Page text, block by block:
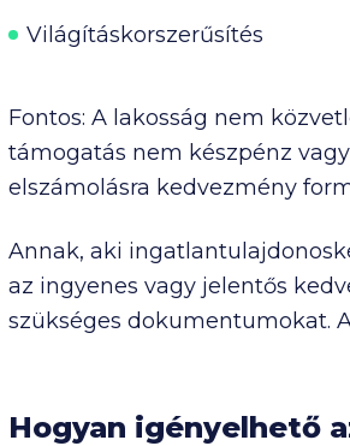
Világításkorszerűsítés
Fontos: A lakosság nem
támogatás nem készpénz
elszámolásra kedvezmény
Annak, aki
az ingyenes vagy jelentős
szükséges dokumentumokat.
Hogyan igényelhető